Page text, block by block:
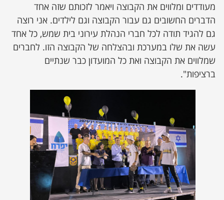
מעודדים ומלווים את הקבוצה ויאמר לזכותם שזה אחד
הדברים החשובים גם עבור הקבוצה וגם לילדים. אני רוצה
גם להגיד תודה לכל חברי הנהלת עירוני בית שמש, כל אחד
עשה את שלו במערכת ובהצלחה של הקבוצה הזו. לחברים
שמלווים את הקבוצה ואת כל המועדון כבר שנתיים
ברציפות".